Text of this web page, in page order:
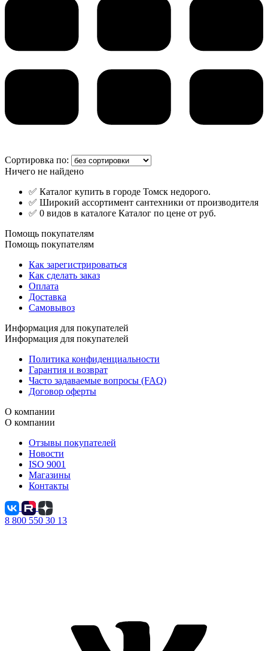
Сортировка по:
Ничего не найдено
✅ Каталог купить в городе Томск недорого.
✅ Широкий ассортимент сантехники от производителя
✅ 0 видов в каталоге Каталог по цене от руб.
Помощь покупателям
Помощь покупателям
Как зарегистрироваться
Как сделать заказ
Оплата
Доставка
Самовывоз
Информация для покупателей
Информация для покупателей
Политика конфиденциальности
Гарантия и возврат
Часто задаваемые вопросы (FAQ)
Договор оферты
О компании
О компании
Отзывы покупателей
Новости
ISO 9001
Магазины
Контакты
8 800 550 30 13